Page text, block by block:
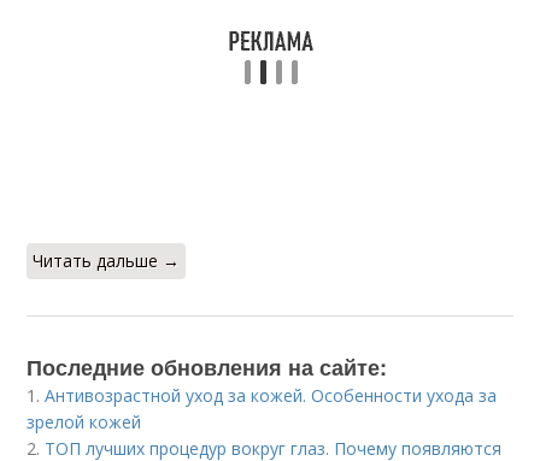
Читать дальше →
Последние обновления на сайте:
1.Антивозрастной уход за кожей. Особенности ухода за
зрелой кожей
2. ТОП лучших процедур вокруг глаз. Почему появляются